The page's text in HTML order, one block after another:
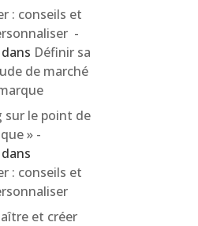
: conseils et
-
dans Définir sa
de marché
sur le point de
» -
dans
: conseils et
et créer